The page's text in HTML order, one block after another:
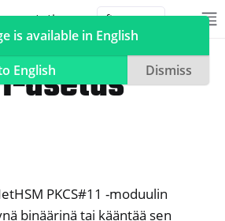
NitroTablet
asetus
PKCS#11 -moduulin
binäärinä tai kääntää sen
is available in English
English
Dismiss